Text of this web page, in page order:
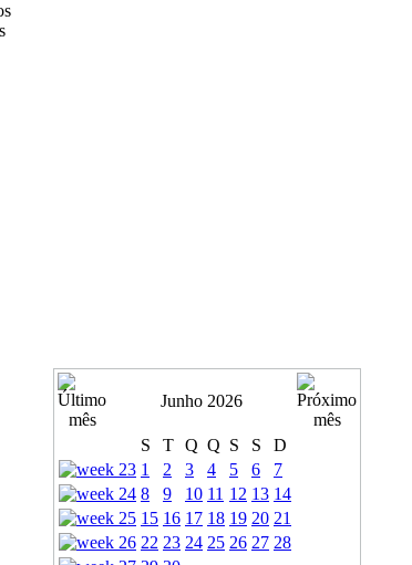
Junho 2026
S T Q Q S S
D
1
2 3 4 5 6
7
8
9 10 11 12 13 14
15 16 17 18 19 20 21
22 23 24 25 26 27 28